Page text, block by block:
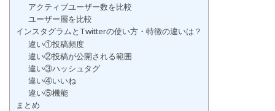
アクティブユーザー数を比較
ユーザー層を比較
インスタグラムとTwitterの使い方・特徴の違いは？
違い①投稿頻度
違い②投稿が公開される範囲
違い③ハッシュタグ
違い④いいね
違い⑤機能
まとめ